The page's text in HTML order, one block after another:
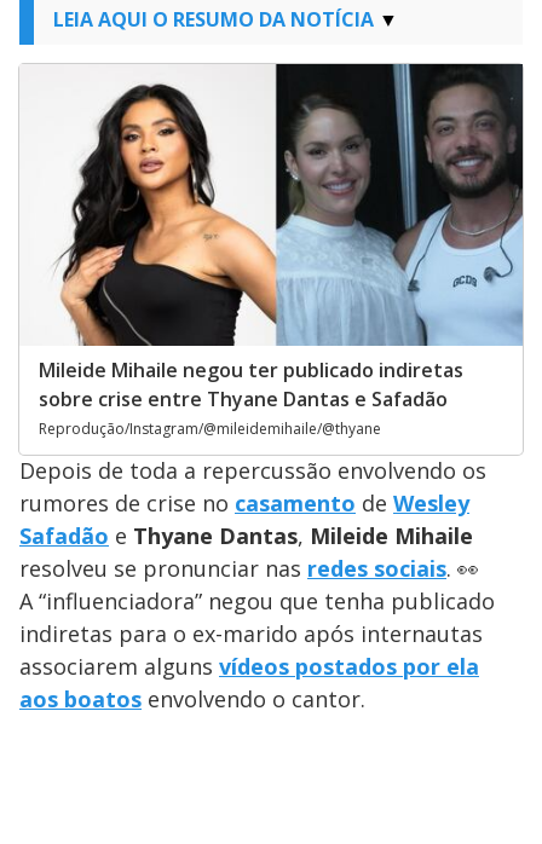
LEIA AQUI O RESUMO DA NOTÍCIA
Mileide Mihaile negou ter publicado indiretas
sobre crise entre Thyane Dantas e Safadão
Reprodução/Instagram/@mileidemihaile/@thyane
Depois de toda a repercussão envolvendo os
rumores de crise no casamento de Wesley
Safadão e Thyane Dantas, Mileide Mihaile
resolveu se pronunciar nas redes sociais. 👀
A “influenciadora” negou que tenha publicado
indiretas para o ex-marido após internautas
associarem alguns vídeos postados por ela
aos boatos envolvendo o cantor.